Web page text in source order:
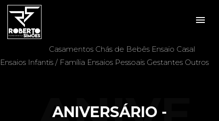
menu
Casamentos Chás de Bebês Ensaio Casal
Ensaios Infantis / Família Ensaios Pessoais Gestantes Outros
ANIVERSÁRIO -